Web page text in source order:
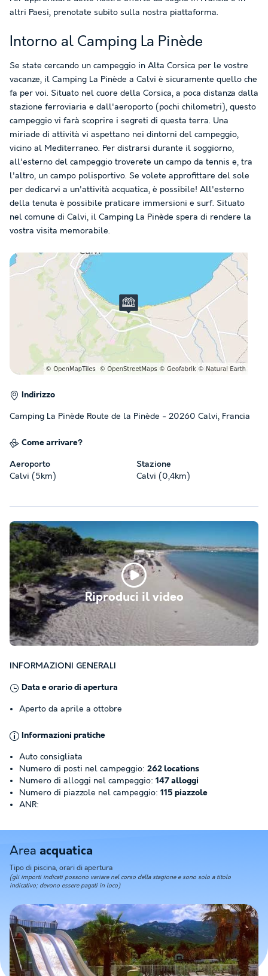
altri Paesi, prenotate subito sulla nostra piattaforma.
Intorno al Camping La Pinède
Se state cercando un campeggio in Alta Corsica per le vostre
vacanze, il Camping La Pinède a Calvi è sicuramente quello che
fa per voi. Situato nel cuore della Corsica, a poca distanza dalla
stazione ferroviaria e dall'aeroporto (pochi chilometri), questo
campeggio vi farà scoprire i segreti di questa terra. Una
miriade di attività vi aspettano nei dintorni del campeggio,
vicino al Mediterraneo. Per distrarsi durante il soggiorno,
all'esterno del campeggio troverete un campo da tennis e, tra
l'altro, un campo polisportivo. Se volete approfittare del sole
per dedicarvi a un'attività acquatica, è possibile! All'esterno
della tenuta è possibile praticare immersioni e surf. Situato
nel comune di Calvi, il Camping La Pinède spera di rendere la
vostra visita memorabile.
Indirizzo
Camping La Pinède Route de la Pinède - 20260 Calvi, Francia
Come arrivare?
Aeroporto
Calvi (5km)
Stazione
Calvi (0,4km)
Riproduci il video
INFORMAZIONI GENERALI
Data e orario di apertura
Aperto da aprile a ottobre
Informazioni pratiche
Auto consigliata
Numero di posti nel campeggio: 262 locations
Numero di alloggi nel campeggio: 147 alloggi
Numero di piazzole nel campeggio: 115 piazzole
ANR:
Area acquatica
Tipo di piscina, orari di apertura
(gli importi indicati possono variare nel corso della stagione e sono solo a titolo
indicativo; devono essere pagati in loco)